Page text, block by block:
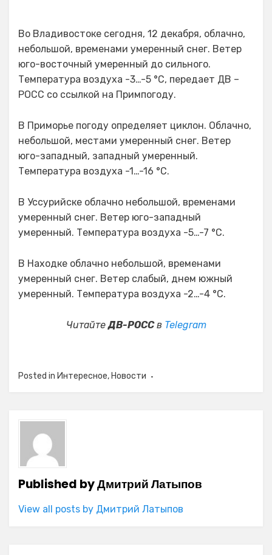
Во Владивостоке сегодня, 12 декабря, облачно,
небольшой, временами умеренный снег. Ветер
юго-восточный умеренный до сильного.
Температура воздуха -3…-5 °C, передает ДВ –
РОСС со ссылкой на Примпогоду.
В Приморье погоду определяет циклон. Облачно,
небольшой, местами умеренный снег. Ветер
юго-западный, западный умеренный.
Температура воздуха -1…-16 °C.
В Уссурийске облачно небольшой, временами
умеренный снег. Ветер юго-западный
умеренный. Температура воздуха -5…-7 °C.
В Находке облачно небольшой, временами
умеренный снег. Ветер слабый, днем южный
умеренный. Температура воздуха -2…-4 °C.
ЧитайтеДВ-РОССв Telegram
Posted in Интересное, Новости
Published byДмитрий Латыпов
View all posts by Дмитрий Латыпов